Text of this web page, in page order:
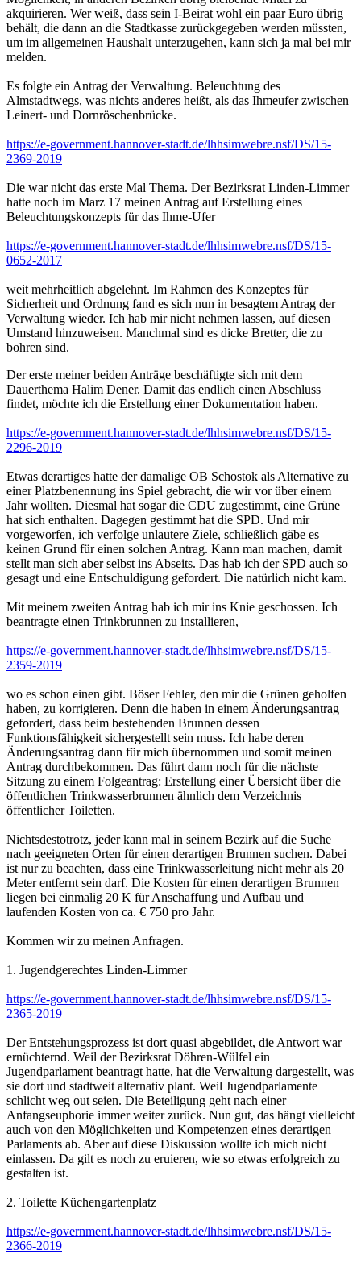
akquirieren. Wer weiß, dass sein I-Beirat wohl ein paar Euro übrig
behält, die dann an die Stadtkasse zurückgegeben werden müssten,
um im allgemeinen Haushalt unterzugehen, kann sich ja mal bei mir
melden.
Es folgte ein Antrag der Verwaltung. Beleuchtung des
Almstadtwegs, was nichts anderes heißt, als das Ihmeufer zwischen
Leinert- und Dornröschenbrücke.
https://e-government.hannover-stadt.de/lhhsimwebre.nsf/DS/15-
2369-2019
Die war nicht das erste Mal Thema. Der Bezirksrat Linden-Limmer
hatte noch im Marz 17 meinen Antrag auf Erstellung eines
Beleuchtungskonzepts für das Ihme-Ufer
https://e-government.hannover-stadt.de/lhhsimwebre.nsf/DS/15-
0652-2017
weit mehrheitlich abgelehnt. Im Rahmen des Konzeptes für
Sicherheit und Ordnung fand es sich nun in besagtem Antrag der
Verwaltung wieder. Ich hab mir nicht nehmen lassen, auf diesen
Umstand hinzuweisen. Manchmal sind es dicke Bretter, die zu
bohren sind.
Der erste meiner beiden Anträge beschäftigte sich mit dem
Dauerthema Halim Dener. Damit das endlich einen Abschluss
findet, möchte ich die Erstellung einer Dokumentation haben.
https://e-government.hannover-stadt.de/lhhsimwebre.nsf/DS/15-
2296-2019
Etwas derartiges hatte der damalige OB Schostok als Alternative zu
einer Platzbenennung ins Spiel gebracht, die wir vor über einem
Jahr wollten. Diesmal hat sogar die CDU zugestimmt, eine Grüne
hat sich enthalten. Dagegen gestimmt hat die SPD. Und mir
vorgeworfen, ich verfolge unlautere Ziele, schließlich gäbe es
keinen Grund für einen solchen Antrag. Kann man machen, damit
stellt man sich aber selbst ins Abseits. Das hab ich der SPD auch so
gesagt und eine Entschuldigung gefordert. Die natürlich nicht kam.
Mit meinem zweiten Antrag hab ich mir ins Knie geschossen. Ich
beantragte einen Trinkbrunnen zu installieren,
https://e-government.hannover-stadt.de/lhhsimwebre.nsf/DS/15-
2359-2019
wo es schon einen gibt. Böser Fehler, den mir die Grünen geholfen
haben, zu korrigieren. Denn die haben in einem Änderungsantrag
gefordert, dass beim bestehenden Brunnen dessen
Funktionsfähigkeit sichergestellt sein muss. Ich habe deren
Änderungsantrag dann für mich übernommen und somit meinen
Antrag durchbekommen. Das führt dann noch für die nächste
Sitzung zu einem Folgeantrag: Erstellung einer Übersicht über die
öffentlichen Trinkwasserbrunnen ähnlich dem Verzeichnis
öffentlicher Toiletten.
Nichtsdestotrotz, jeder kann mal in seinem Bezirk auf die Suche
nach geeigneten Orten für einen derartigen Brunnen suchen. Dabei
ist nur zu beachten, dass eine Trinkwasserleitung nicht mehr als 20
Meter entfernt sein darf. Die Kosten für einen derartigen Brunnen
liegen bei einmalig 20 K für Anschaffung und Aufbau und
laufenden Kosten von ca. € 750 pro Jahr.
Kommen wir zu meinen Anfragen.
1. Jugendgerechtes Linden-Limmer
https://e-government.hannover-stadt.de/lhhsimwebre.nsf/DS/15-
2365-2019
Der Entstehungsprozess ist dort quasi abgebildet, die Antwort war
ernüchternd. Weil der Bezirksrat Döhren-Wülfel ein
Jugendparlament beantragt hatte, hat die Verwaltung dargestellt, was
sie dort und stadtweit alternativ plant. Weil Jugendparlamente
schlicht weg out seien. Die Beteiligung geht nach einer
Anfangseuphorie immer weiter zurück. Nun gut, das hängt vielleicht
auch von den Möglichkeiten und Kompetenzen eines derartigen
Parlaments ab. Aber auf diese Diskussion wollte ich mich nicht
einlassen. Da gilt es noch zu eruieren, wie so etwas erfolgreich zu
gestalten ist.
2. Toilette Küchengartenplatz
https://e-government.hannover-stadt.de/lhhsimwebre.nsf/DS/15-
2366-2019